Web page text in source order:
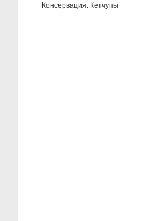
Консервация: Кетчупы